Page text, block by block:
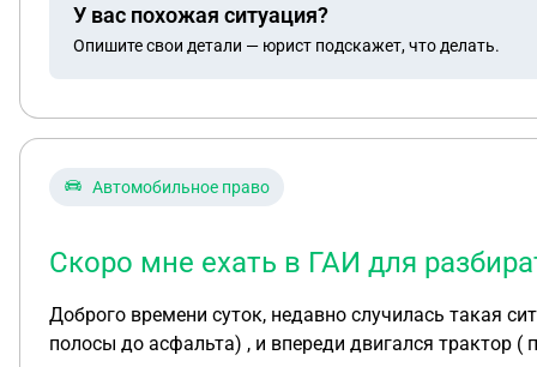
У вас похожая ситуация?
Опишите свои детали — юрист подскажет, что делать.
Автомобильное право
Скоро мне ехать в ГАИ для
Доброго времени суток, недавно случилась такая
полосы до асфальта) , и впереди двигался трактор (